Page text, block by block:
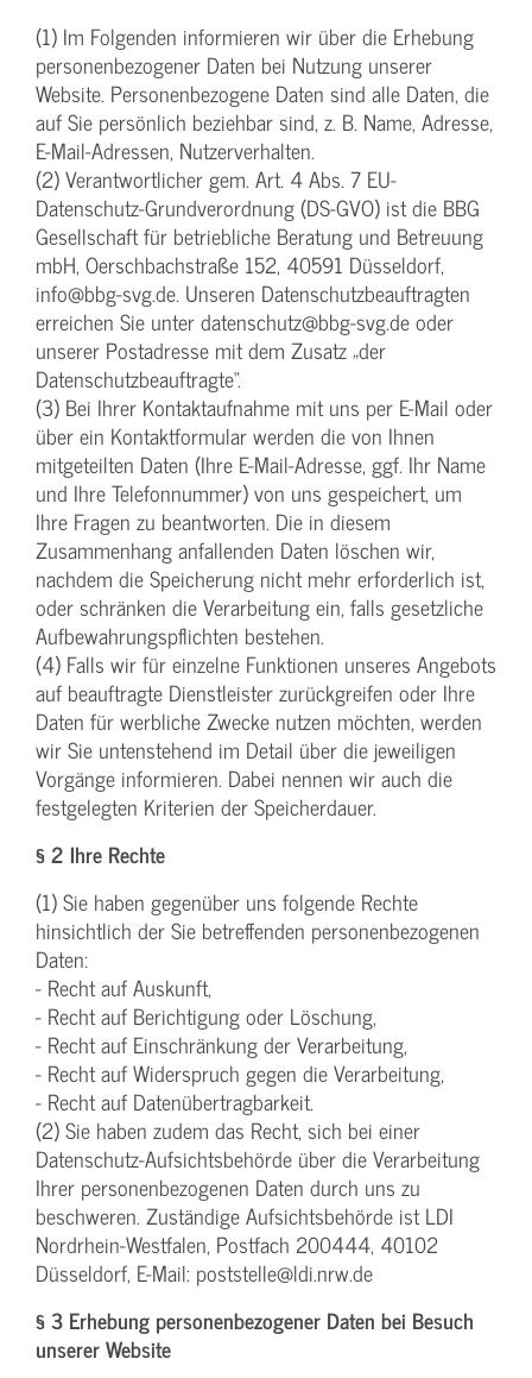
(1) Im Folgenden informieren wir über die Erhebung
personenbezogener Daten bei Nutzung unserer
Website. Personenbezogene Daten sind alle Daten, die
auf Sie persönlich beziehbar sind, z. B. Name, Adresse,
E-Mail-Adressen, Nutzerverhalten.
(2) Verantwortlicher gem. Art. 4 Abs. 7 EU-
Datenschutz-Grundverordnung (DS-GVO) ist die BBG
Gesellschaft für betriebliche Beratung und Betreuung
mbH, Oerschbachstraße 152, 40591 Düsseldorf,
info@bbg-svg.de. Unseren Datenschutzbeauftragten
erreichen Sie unter datenschutz@bbg-svg.de oder
unserer Postadresse mit dem Zusatz „der
Datenschutzbeauftragte“.
(3) Bei Ihrer Kontaktaufnahme mit uns per E-Mail oder
über ein Kontaktformular werden die von Ihnen
mitgeteilten Daten (Ihre E-Mail-Adresse, ggf. Ihr Name
und Ihre Telefonnummer) von uns gespeichert, um
Ihre Fragen zu beantworten. Die in diesem
Zusammenhang anfallenden Daten löschen wir,
nachdem die Speicherung nicht mehr erforderlich ist,
oder schränken die Verarbeitung ein, falls gesetzliche
Aufbewahrungspflichten bestehen.
(4) Falls wir für einzelne Funktionen unseres Angebots
auf beauftragte Dienstleister zurückgreifen oder Ihre
Daten für werbliche Zwecke nutzen möchten, werden
wir Sie untenstehend im Detail über die jeweiligen
Vorgänge informieren. Dabei nennen wir auch die
festgelegten Kriterien der Speicherdauer.
§ 2 Ihre Rechte
(1) Sie haben gegenüber uns folgende Rechte
hinsichtlich der Sie betreffenden personenbezogenen
Daten:
- Recht auf Auskunft,
- Recht auf Berichtigung oder Löschung,
- Recht auf Einschränkung der Verarbeitung,
- Recht auf Widerspruch gegen die Verarbeitung,
- Recht auf Datenübertragbarkeit.
(2) Sie haben zudem das Recht, sich bei einer
Datenschutz-Aufsichtsbehörde über die Verarbeitung
Ihrer personenbezogenen Daten durch uns zu
beschweren. Zuständige Aufsichtsbehörde ist LDI
Nordrhein-Westfalen, Postfach 200444, 40102
Düsseldorf, E-Mail: poststelle@ldi.nrw.de
§ 3 Erhebung personenbezogener Daten bei Besuch
unserer Website